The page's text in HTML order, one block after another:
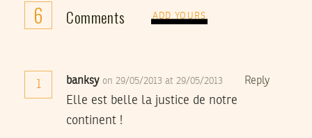
6 Comments ADD YOURS
1 banksy on 29/05/2013 at 29/05/2013 Reply
Elle est belle la justice de notre
continent !